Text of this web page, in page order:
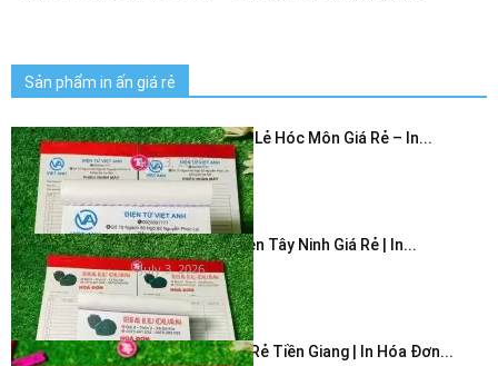
Sản phẩm in ấn giá rẻ
In Hóa Đơn Bán Lẻ Hóc Môn Giá Rẻ – In...
July 3, 2026
In Hóa Đơn 2 Liên Tây Ninh Giá Rẻ | In...
July 3, 2026
In Hóa Đơn Giá Rẻ Tiền Giang | In Hóa Đơn...